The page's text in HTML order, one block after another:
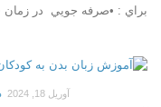
براي : •صرفه جويي در زمان
آوریل 18, 2024